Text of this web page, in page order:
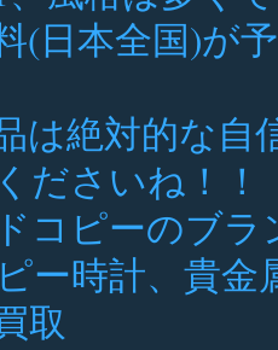
(日本全国)が
は絶対的な自
ださいね！！
コピーのブ
ー時計、貴
取